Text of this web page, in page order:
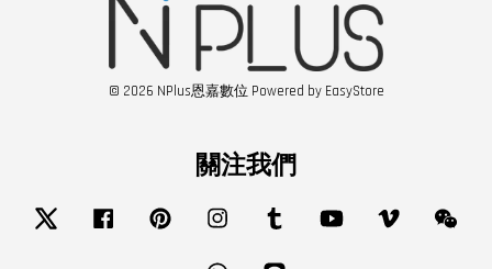
© 2026 NPlus恩嘉數位 Powered by EasyStore
關注我們
Twitter Facebook Pinterest Instagram Tumblr YouTube Vimeo